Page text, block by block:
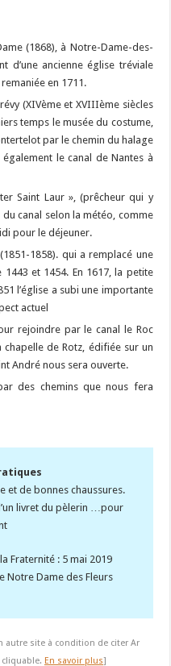
(1868), à Notre-Dame-des-
d’une ancienne église tréviale
en 1711.
(XIVème et XVIIIème siècles
temps le musée du costume,
par le chemin du halage
le canal de Nantes à
Saint Laur », (prêcheur qui y
canal selon la météo, comme
pour le déjeuner.
1858). qui a remplacé une
et 1454. En 1617, la petite
l’église a subi une importante
actuel
rejoindre par le canal le Roc
de Rotz, édifiée sur un
André nous sera ouverte.
des chemins que nous fera
et de bonnes chaussures.
livret du pèlerin …pour
Fraternité : 5 mai 2019
Notre Dame des Fleurs
autre site à condition de citer Ar
En savoir plus]